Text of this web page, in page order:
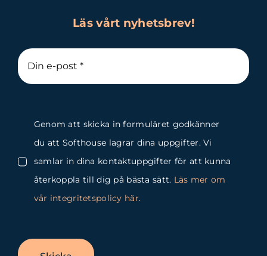
Läs vårt nyhetsbrev!
Genom att skicka in formuläret godkänner
du att Softhouse lagrar dina uppgifter. Vi
samlar in dina kontaktuppgifter för att kunna
återkoppla till dig på bästa sätt. Läs mer om
vår integritetspolicy här.